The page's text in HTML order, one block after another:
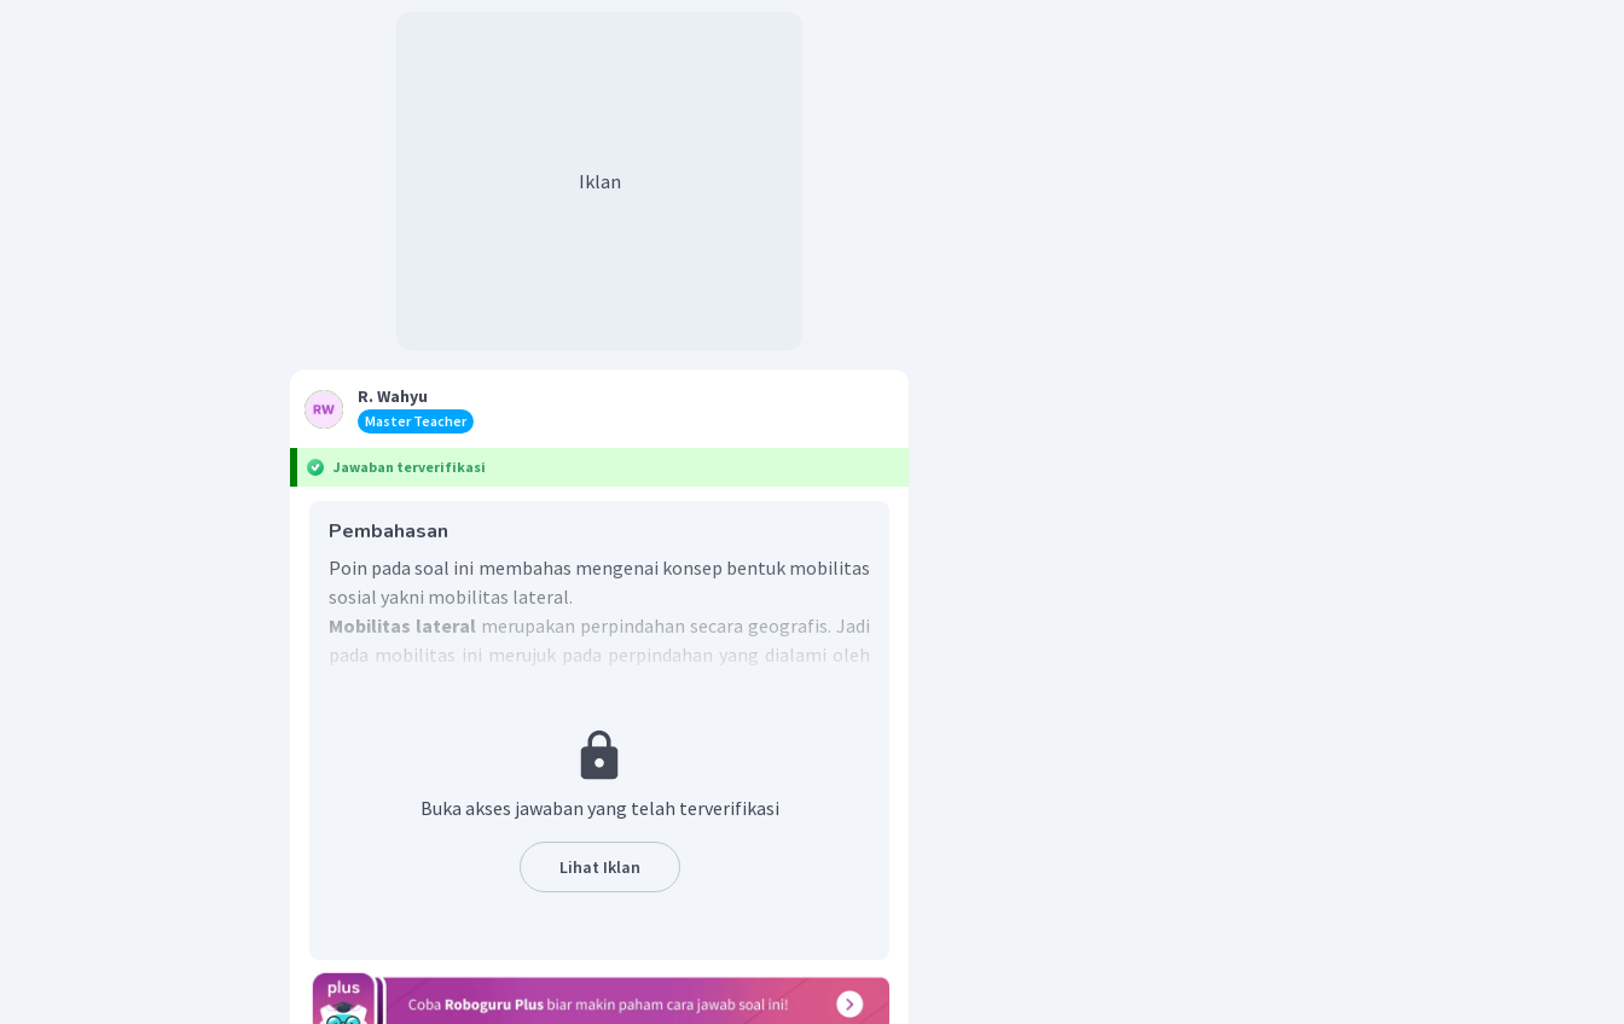
Iklan
R. Wahyu
Master Teacher
Jawaban terverifikasi
Pembahasan
Poin pada soal ini membahas mengenai konsep bentuk mobilitas
sosial yakni mobilitas lateral.
Mobilitas lateral merupakan perpindahan secara geografis. Jadi
pada mobilitas ini merujuk pada perpindahan yang dialami oleh
jadi, dapat disimpulkan jawaban yang tepat adalah B.
Buka akses jawaban yang telah terverifikasi
Lihat Iklan